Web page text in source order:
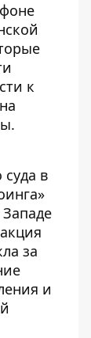
к
в
за
и